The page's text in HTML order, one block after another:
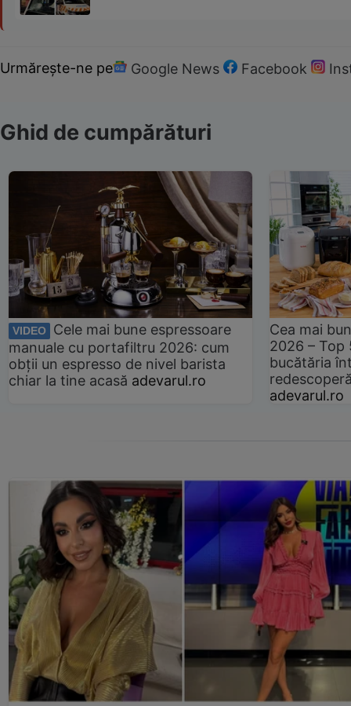
Urmărește-ne pe Google News Facebook
Ghid de cumpărături
VIDEO
Cele mai bune espressoare
manuale cu portafiltru 2026: cum
obții un espresso de nivel barista
chiar la tine acasă adevarul.ro
Cea mai
2026 –
bucătăria
adevarul.ro